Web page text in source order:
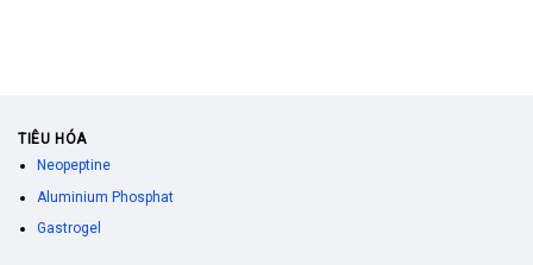
TIÊU HÓA
Neopeptine
Aluminium Phosphat
Gastrogel